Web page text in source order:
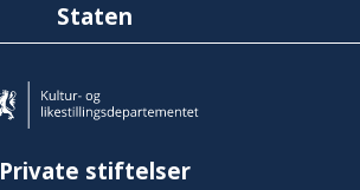
Staten
Private stiftelser